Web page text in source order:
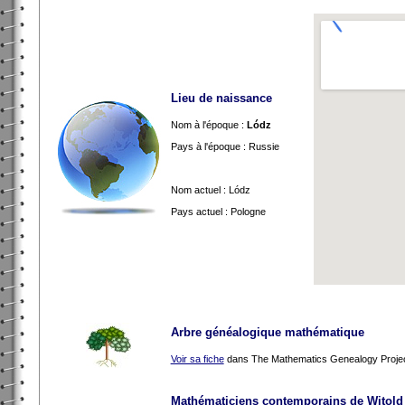
Lieu de naissance
Nom à l'époque : Lódz
Pays à l'époque : Russie
Nom actuel : Lódz
Pays actuel : Pologne
Arbre généalogique mathématique
Voir sa fichedans The Mathematics Genealogy
Mathématiciens contemporains de